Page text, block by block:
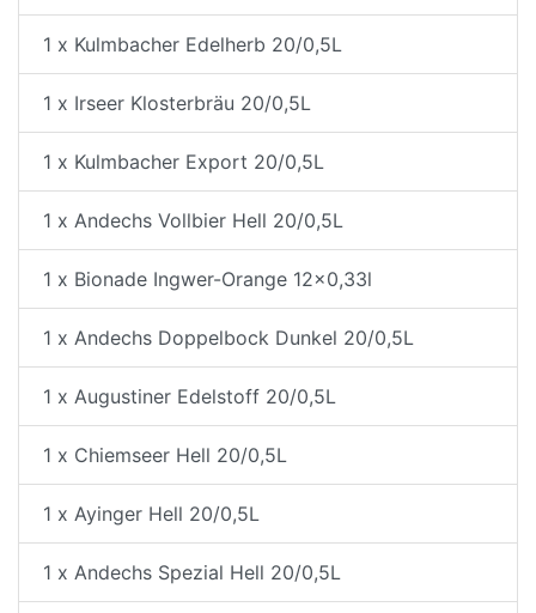
1 x Kulmbacher Edelherb 20/0,5L
1 x Irseer Klosterbräu 20/0,5L
1 x Kulmbacher Export 20/0,5L
1 x Andechs Vollbier Hell 20/0,5L
1 x Bionade Ingwer-Orange 12x0,33l
1 x Andechs Doppelbock Dunkel 20/0,5L
1 x Augustiner Edelstoff 20/0,5L
1 x Chiemseer Hell 20/0,5L
1 x Ayinger Hell 20/0,5L
1 x Andechs Spezial Hell 20/0,5L